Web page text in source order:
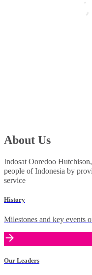
About Us
Indosat Ooredoo
people of Indonesia by
service
History
Milestones and key events
Our Leaders